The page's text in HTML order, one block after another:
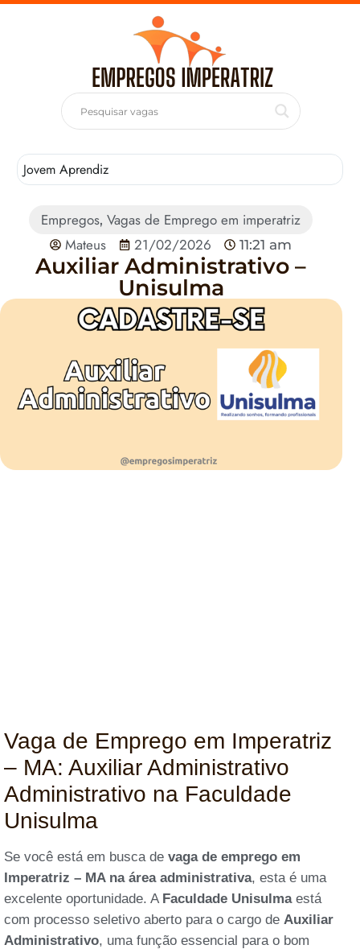
Jovem Aprendiz
Empregos,Vagas de Emprego em imperatriz
Mateus
21/02/2026 11:21 am
Auxiliar Administrativo –
Unisulma
Vaga de Emprego em Imperatriz
– MA: Auxiliar Administrativo
Administrativo na Faculdade
Unisulma
Se você está em busca de vaga de emprego em
Imperatriz – MA na área administrativa, esta é uma
excelente oportunidade. A Faculdade Unisulmaestá
com processo seletivo aberto para o cargo de Auxiliar
Administrativo, uma função essencial para o bom